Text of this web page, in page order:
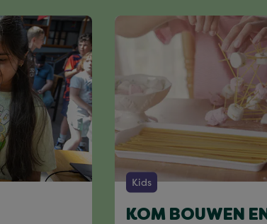
Kids
KOM BOUWEN